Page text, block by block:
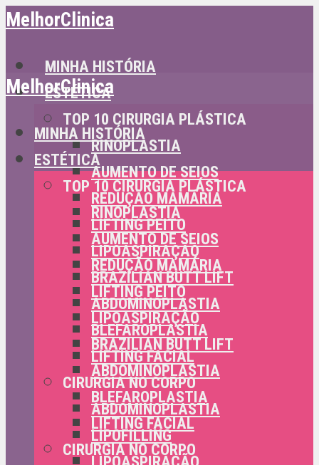
MelhorClinica
MINHA HISTÓRIA
ESTÉTICA
TOP 10 CIRURGIA PLÁSTICA
RINOPLASTIA
AUMENTO DE SEIOS
REDUÇÃO MAMÁRIA
LIFTING PEITO
LIPOASPIRAÇÃO
BRAZILIAN BUTT LIFT
ABDOMINOPLASTIA
BLEFAROPLASTIA
LIFTING FACIAL
CIRURGIA NO CORPO
ABDOMINOPLASTIA
LIPOFILLING
MelhorClinica
MINHA HISTÓRIA
ESTÉTICA
TOP 10 CIRURGIA PLÁSTICA
RINOPLASTIA
AUMENTO DE SEIOS
REDUÇÃO MAMÁRIA
LIFTING PEITO
LIPOASPIRAÇÃO
BRAZILIAN BUTT LIFT
ABDOMINOPLASTIA
BLEFAROPLASTIA
LIFTING FACIAL
CIRURGIA NO CORPO